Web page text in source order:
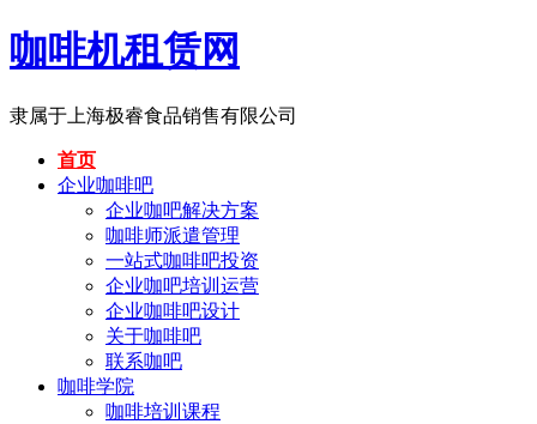
咖啡机租赁网
隶属于上海极睿食品销售有限公司
首页
企业咖啡吧
企业咖吧解决方案
咖啡师派遣管理
一站式咖啡吧投资
企业咖吧培训运营
企业咖啡吧设计
关于咖啡吧
联系咖吧
咖啡学院
咖啡培训课程